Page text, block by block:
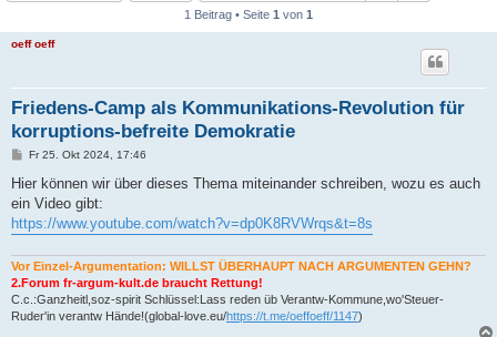
1 Beitrag • Seite 1 von 1
oeff oeff
Friedens-Camp als Kommunikations-Revolution für
korruptions-befreite Demokratie
B
i
r
a
g
Fr 25. Okt 2024, 17:46
Hier können wir über dieses Thema miteinander schreiben, wozu es auch
ein Video gibt:
https://www.youtube.com/watch?v=dp0K8RVWrqs&t=8s
Vor Einzel-Argumentation: WILLST ÜBERHAUPT NACH ARGUMENTEN GEHN?
2.Forum fr-argum-kult.de braucht Rettung!
C.c.:Ganzheitl,soz-spirit Schlüssel:Lass reden üb Verantw-Kommune,wo'Steuer-
Ruder'in verantw Hände!(global-love.eu/https://t.me/oeffoeff/1147)